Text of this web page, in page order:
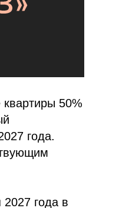
50%
года.
года в